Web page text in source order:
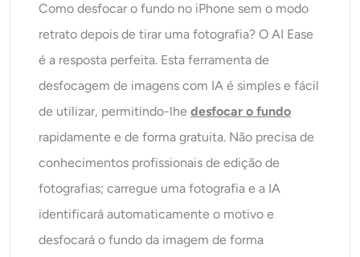
Removedor de Marca-d'água de Vídeo
Como desfocar o fundo no iPhone sem o modo
retrato depois de tirar uma fotografia? O AI Ease
é a resposta perfeita. Esta ferramenta de
desfocagem de imagens com IA é simples e fácil
de utilizar, permitindo-lhedesfocar o fundo
rapidamente e de forma gratuita. Não precisa de
conhecimentos profissionais de edição de
fotografias; carregue uma fotografia e a IA
identificará automaticamente o motivo e
desfocará o fundo da imagem de forma